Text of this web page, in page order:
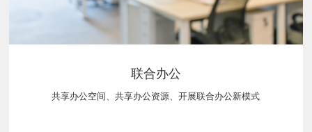
联合办公
共享办公空间、共享办公资源、开展联合办公新模式